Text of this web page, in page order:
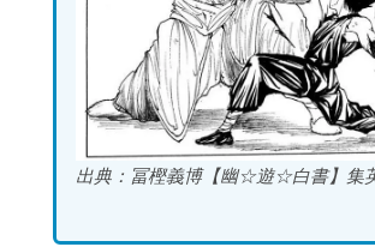
出典：冨樫義博【幽☆遊☆白書】集